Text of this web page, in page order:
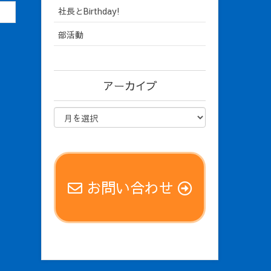
社長とBirthday!
部活動
アーカイブ
お問い合わせ